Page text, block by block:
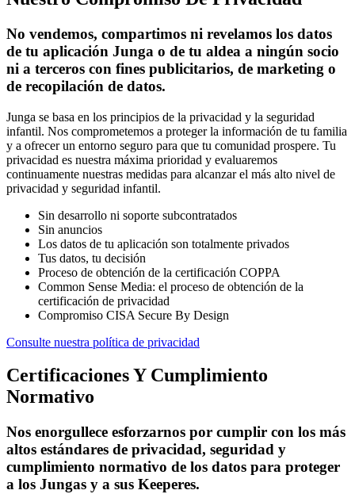
No vendemos, compartimos ni revelamos los datos
de tu aplicación Junga o de tu aldea a ningún socio
ni a terceros con fines publicitarios, de marketing o
de recopilación de datos.
Junga se basa en los principios de la privacidad y la seguridad
infantil. Nos comprometemos a proteger la información de tu familia
y a ofrecer un entorno seguro para que tu comunidad prospere. Tu
privacidad es nuestra máxima prioridad y evaluaremos
continuamente nuestras medidas para alcanzar el más alto nivel de
privacidad y seguridad infantil.
Sin desarrollo ni soporte subcontratados
Sin anuncios
Los datos de tu aplicación son totalmente privados
Tus datos, tu decisión
Proceso de obtención de la certificación COPPA
Common Sense Media: el proceso de obtención de la
certificación de privacidad
Compromiso CISA Secure By Design
Consulte nuestra política de privacidad
Certificaciones Y Cumplimiento
Normativo
Nos enorgullece esforzarnos por cumplir con los más
altos estándares de privacidad, seguridad y
cumplimiento normativo de los datos para proteger
a los Jungas y a sus Keeperes.